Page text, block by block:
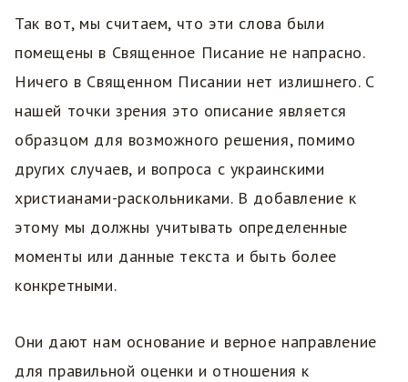
Так вот, мы считаем, что эти слова были
помещены в Священное Писание не напрасно.
Ничего в Священном Писании нет излишнего. С
нашей точки зрения это описание является
образцом для возможного решения, помимо
других случаев, и вопроса с украинскими
христианами-раскольниками. В добавление к
этому мы должны учитывать определенные
моменты или данные текста и быть более
конкретными.
Они дают нам основание и верное направление
для правильной оценки и отношения к